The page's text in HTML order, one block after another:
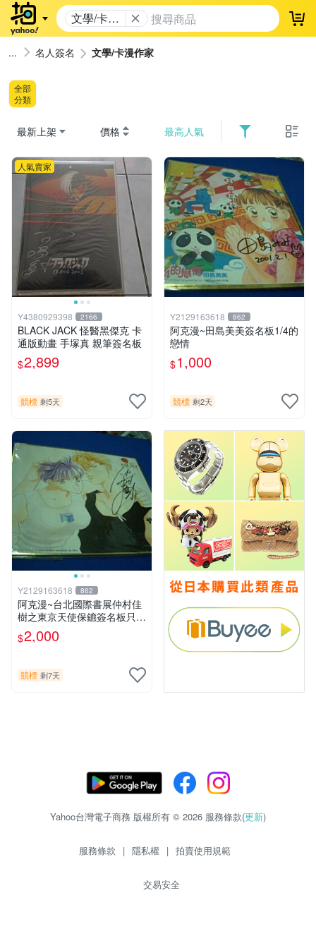
文學/卡漫
作家
登
名人簽名 文學/卡漫作家
全部
分類
最新上架 價格 最高人氣
人氣賣家
Y4380929398 2166
BLACK JACK 怪醫黑傑克 卡
通版動畫 手塚真 親筆簽名板
$2,899
競標 剩5天
Y2129163618 862
阿克漫~田島美美簽名板1/4的
戀情
$1,000
競標 剩2天
Y2129163618 862
阿克漫~台北國際書展仲村佳
樹之東京天使保鑣簽名板只有
一張
$2,000
競標 剩7天
Yahoo台灣電子商務 版權所有 © 2026 服務條款(更新)
服務條款 | 隱私權 | 拍賣使用規範
交易安全